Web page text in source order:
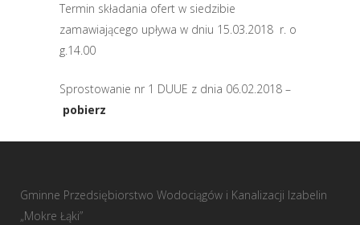
Termin składania ofert w siedzibie
zamawiającego upływa w dniu 15.03.2018 r. o
g.14.00
Sprostowanie nr 1 DUUE z dnia 06.02.2018 –
pobierz
Gminne Przedsiębiorstwo Wodociągów i Kanalizacji Izabelin
„Mokre Łąki”